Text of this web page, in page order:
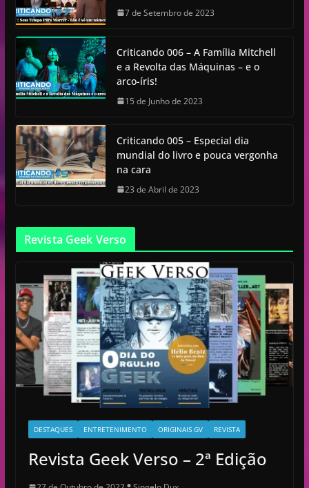
7 de Setembro de 2023
Criticando 006 – A Família Mitchell
e a Revolta das Máquinas – e o
arco-íris!
15 de Junho de 2023
Criticando 005 – Especial dia
mundial do livro e pouca vergonha
na cara
23 de Abril de 2023
Revista Geek Verso
DESTAQUES ENTRETENIMENTO ORIGINAIS GV REVISTA
Revista Geek Verso – 2ª Edição